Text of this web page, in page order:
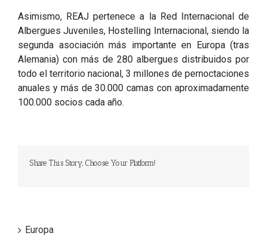
Asimismo, REAJ pertenece a la Red Internacional de
Albergues Juveniles, Hostelling Internacional, siendo la
segunda asociación más importante en Europa (tras
Alemania) con más de 280 albergues distribuidos por
todo el territorio nacional, 3 millones de pernoctaciones
anuales y más de 30.000 camas con aproximadamente
100.000 socios cada año.
Share This Story, Choose Your Platform!
Europa